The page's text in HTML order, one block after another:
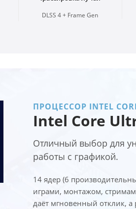
DLSS 4 + Frame Gen
ПРОЦЕССОР INTEL
Intel Core
Отличный выбор для
работы с графикой.
14 ядер (6
играми, монтажом,
даёт мгновенный отклик,